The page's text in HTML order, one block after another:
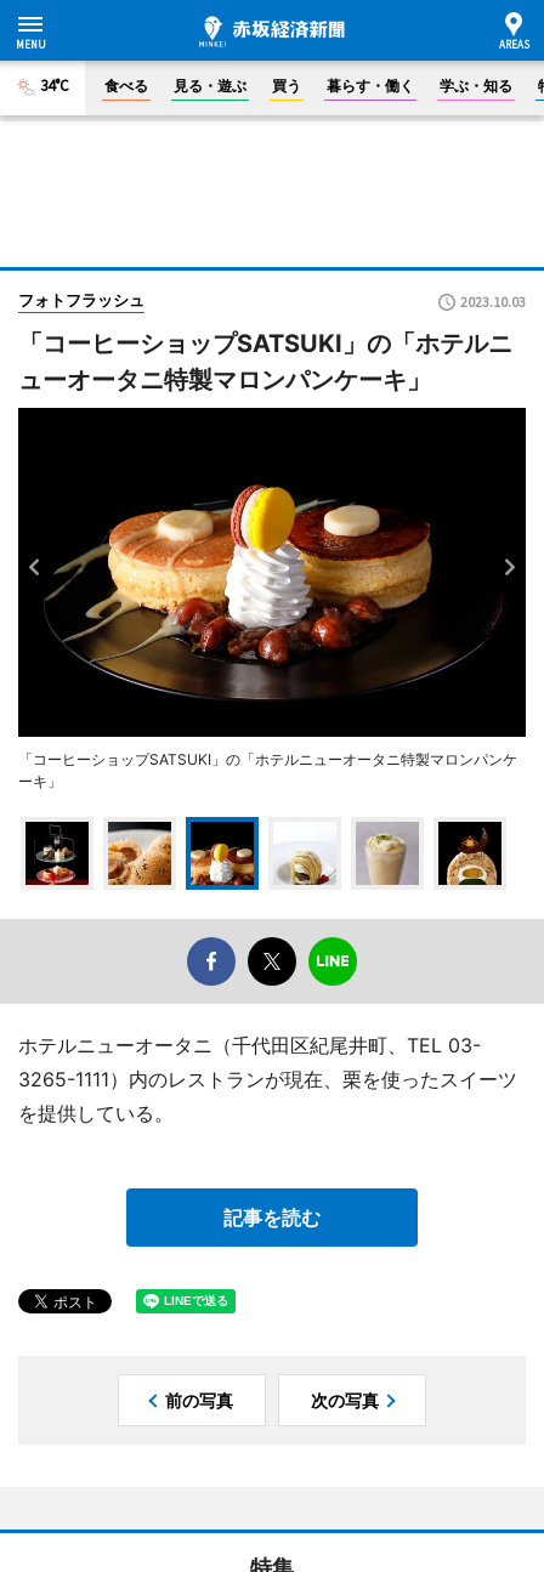
34°C 食べる 見る・遊ぶ 買う 暮らす・働く 学ぶ・知る
フォトフラッシュ 2023.10.03
「コーヒーショップSATSUKI」の「ホテルニ
ューオータニ特製マロンパンケーキ」
「コーヒーショップSATSUKI」の「ホテルニューオータニ特製マロンパンケ
ーキ」
ホテルニューオータニ（千代田区紀尾井町、TEL 03-
3265-1111）内のレストランが現在、栗を使ったスイーツ
を提供している。
記事を読む
前の写真 次の写真